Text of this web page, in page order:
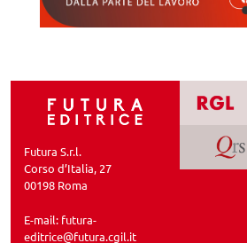
Futura S.r.l.
Corso d’Italia, 27
00198 Roma
E-mail: futura-
editrice@futura.cgil.it